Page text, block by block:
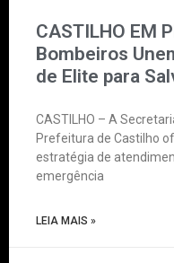
CASTILHO EM
Bombeiros
de Elite para
CASTILHO – A
Prefeitura de Castilho
estratégia de
emergência
LEIA MAIS »